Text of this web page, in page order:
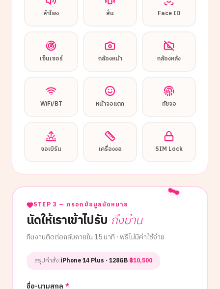
ลำโพง สั่น Face ID
เซ็นเซอร์ กล้องหน้า กล้องหลัง
WiFi/BT หน้าจอแตก ทัชจอ
จอเบิร์น เครื่องงอ SIM Lock
STEP 3 — กรอกข้อมูลนัดหมาย
นัดให้เราเข้าไปรับ ถึงบ้าน
ทีมงานติดต่อกลับภายใน 15 นาที · ฟรีไม่มีค่าใช้จ่าย
สรุปคำสั่ง:iPhone 14 Plus · 128GB·฿10,500
ชื่อ-นามสกุล *